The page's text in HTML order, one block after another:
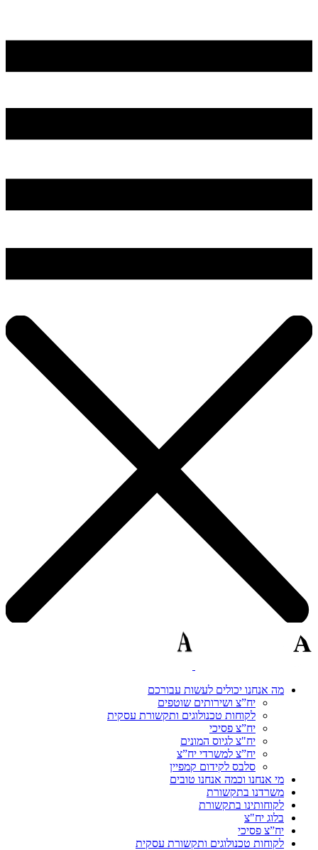
מה אנחנו יכולים לעשות עבורכם
יח”צ ושירותים שוטפים
לקוחות טכנולוגים ותקשורת עסקית
יח”צ פסיכי
יח"צ לגיוס המונים
יח”צ למשרדי יח”צ
סלבס לקידום קמפיין
מי אנחנו וכמה אנחנו טובים
משרדנו בתקשורת
לקוחותינו בתקשורת
בלוג יח"צ
יח”צ פסיכי
לקוחות טכנולוגים ותקשורת עסקית